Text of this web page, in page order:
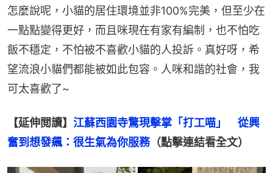
怎麼說呢，小貓的居住環境並非100%完美，但至少在
一點點變得更好，而且咪現在有家有編制，也不怕吃
飯不穩定，不怕被不喜歡小貓的人投訴。真好呀，希
望流浪小貓們都能被如此包容。人咪和諧的社會，我
可太喜歡了~
【延伸閲讀】 江蘇西園寺驚現擊掌「打工喵」　從興
奮到想發飆：很生氣為你服務（點擊連結看全文）